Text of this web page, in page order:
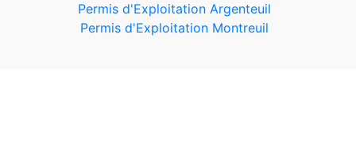
Permis d'Exploitation Argenteuil
Permis d'Exploitation Montreuil